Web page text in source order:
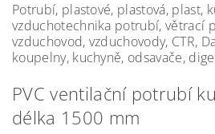
Potrubí, plastové, plastová, plast,
vzduchotechnika potrubí, větrací
vzduchovod, vzduchovody, CTR,
koupelny, kuchyně, odsavače,
PVC ventilační potrubí
délka 1500 mm